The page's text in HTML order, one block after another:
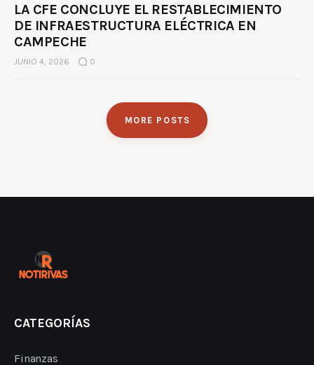
LA CFE CONCLUYE EL RESTABLECIMIENTO
DE INFRAESTRUCTURA ELÉCTRICA EN
CAMPECHE
JUNIO 4, 2026 0
MORE POSTS
CATEGORÍAS
Finanzas